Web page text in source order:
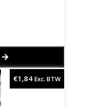
€1,84 Exc. BTW